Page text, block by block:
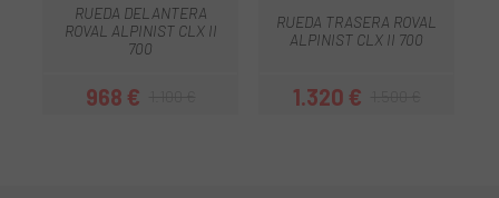
RUEDA DELANTERA
ROVAL ALPINIST CLX II
700
Precio
968 €Precio regular
RUEDA TRASERA ROVAL
ALPINIST CLX II 700
Precio
1.320 €Precio regular